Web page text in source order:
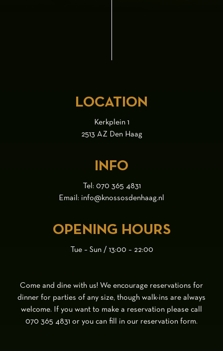
LOCATION
Kerkplein 1
2513 AZ Den Haag
INFO
Tel: 070 365 4831
Email: info@knossosdenhaag.nl
OPENING HOURS
Tue – Sun / 13:00 – 22:00
Come and dine with us! We encourage reservations for
dinner for parties of any size, though walk-ins are always
welcome. If you want to make a reservation please call
070 365 4831 or you can fill in our reservation form.